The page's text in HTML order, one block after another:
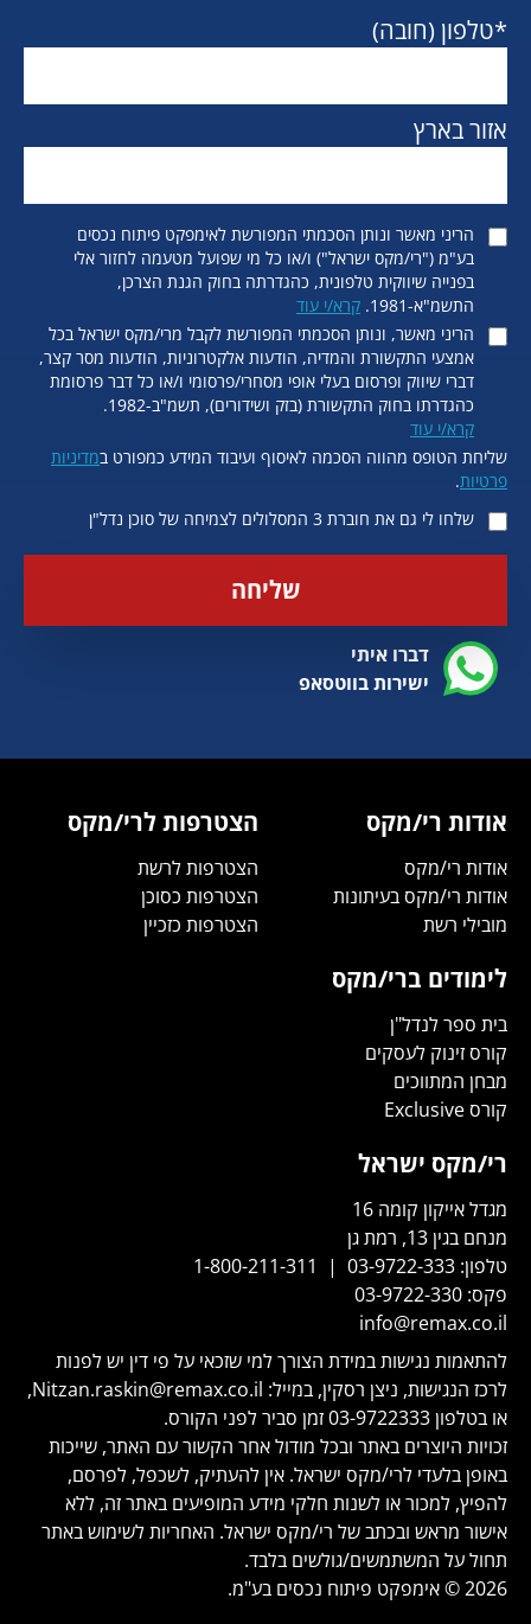
*טלפון (חובה)
אזור בארץ
הריני מאשר ונותן הסכמתי המפורשת לאימפקט פיתוח נכסים
בע"מ ("רי/מקס ישראל") ו/או כל מי שפועל מטעמה לחזור אלי
בפנייה שיווקית טלפונית, כהגדרתה בחוק הגנת הצרכן,
התשמ"א-1981.
קרא/י עוד
הריני מאשר, ונותן הסכמתי המפורשת לקבל מרי/מקס ישראל בכל
אמצעי התקשורת והמדיה, הודעות אלקטרוניות, הודעות מסר קצר,
דברי שיווק ופרסום בעלי אופי מסחרי/פרסומי ו/או כל דבר פרסומת
כהגדרתו בחוק התקשורת (בזק ושידורים), תשמ"ב-1982.
קרא/י עוד
שליחת הטופס מהווה הסכמה לאיסוף ועיבוד המידע כמפורט במדיניות
פרטיות.
שלחו לי גם את חוברת 3 המסלולים לצמיחה של סוכן נדל"ן
דברו איתי
ישירות בווטסאפ
שליחה
אודות רי/מקס
אודות רי/מקס
אודות רי/מקס בעיתונות
מובילי רשת
הצטרפות לרי/מקס
הצטרפות לרשת
הצטרפות כסוכן
הצטרפות כזכיין
לימודים ברי/מקס
בית ספר לנדל"ן
קורס זינוק לעסקים
מבחן המתווכים
קורס Exclusive
רי/מקס ישראל
מגדל אייקון קומה 16
מנחם בגין 13, רמת גן
טלפון: 03-9722-333
|
1-800-211-311
פקס: 03-9722-330
info@remax.co.il
להתאמות נגישות במידת הצורך למי שזכאי על פי דין יש לפנות
לרכז הנגישות, ניצן רסקין, במייל: Nitzan.raskin@remax.co.il
,
או בטלפון 03-9722333זמן סביר לפני הקורס.
זכויות היוצרים באתר ובכל מודול אחר הקשור עם האתר, שייכות
באופן בלעדי לרי/מקס ישראל. אין להעתיק, לשכפל, לפרסם,
להפיץ, למכור או לשנות חלקי מידע המופיעים באתר זה, ללא
אישור מראש ובכתב של רי/מקס ישראל. האחריות לשימוש באתר
תחול על המשתמשים/גולשים בלבד.
2026 © אימפקט פיתוח נכסים בע"מ.